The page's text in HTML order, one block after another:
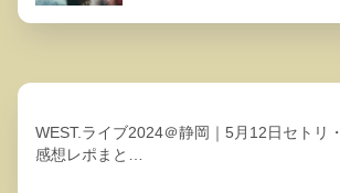
WEST.ライブ2024＠静岡｜5月12日セトリ・
感想レポまと…